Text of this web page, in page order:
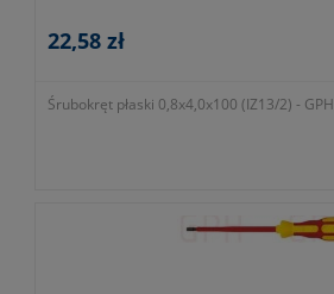
22,58 zł
Śrubokręt płaski 0,8x4,0x100 (IZ13/2) - GPH